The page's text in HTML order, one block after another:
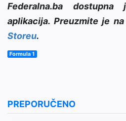
Federalna.ba
aplikacija. Preuzmite je na
Storeu.
Formula 1
PREPORUČENO